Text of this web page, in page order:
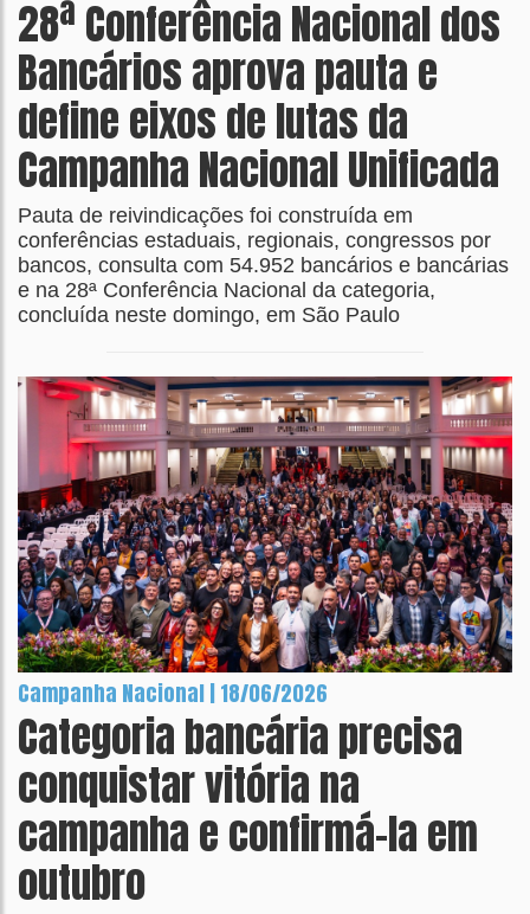
28ª Conferência Nacional dos
Bancários aprova pauta e
define eixos de lutas da
Campanha Nacional Unificada
Pauta de reivindicações foi construída em
conferências estaduais, regionais, congressos por
bancos, consulta com 54.952 bancários e bancárias
e na 28ª Conferência Nacional da categoria,
concluída neste domingo, em São Paulo
Campanha Nacional | 18/06/2026
Categoria bancária precisa
conquistar vitória na
campanha e confirmá-la em
outubro